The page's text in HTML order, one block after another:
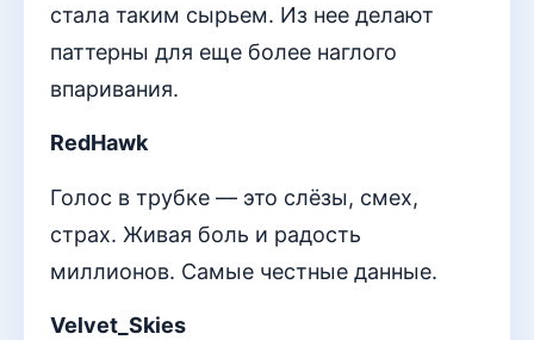
стала таким сырьем. Из нее делают
паттерны для еще более наглого
впаривания.
RedHawk
Голос в трубке — это слёзы, смех,
страх. Живая боль и радость
миллионов. Самые честные данные.
Velvet_Skies